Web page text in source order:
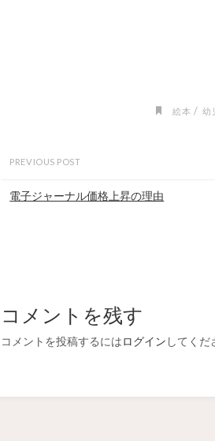
絵本 / 幼
PREVIOUS POST
電子ジャーナル価格上昇の理由
コメントを残す
コメントを投稿するにはログイン してくだ